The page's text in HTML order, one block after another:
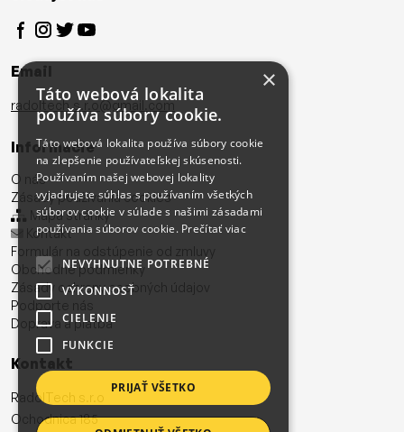
Email
radoltech.s.r.o@gmail.com
Informácie
O nás
Zásady používania cookies
Mapa stránky
Kontakt
Formulár na odstúpenie od zmluvy
Obchodné podmienky
Zásady ochrany osobných údajov
Podporte nás
Doprava a platba
Kontakt
RadolTech s.r.o
Ochodnica 185
×
Táto webová lokalita
používa súbory cookie.
Táto webová lokalita používa súbory cookie
na zlepšenie používateľskej skúsenosti.
Používaním našej webovej lokality
vyjadrujete súhlas s používaním všetkých
súborov cookie v súlade s našimi zásadami
používania súborov cookie. Prečítať viac
NEVYHNUTNE POTREBNÉ
VÝKONNOSŤ
CIELENIE
FUNKCIE
PRIJAŤ VŠETKO